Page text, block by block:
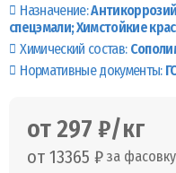
Назначение:
спецэмали Химстойкие
Химический состав:
Нормативные документы:
от 297 ₽/кг
от 13365 ₽ за